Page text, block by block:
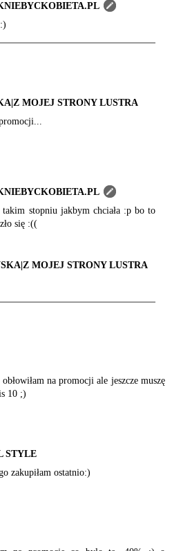
MOJEJ STRONY LUSTRA
takim stopniu jakbym chciała :p bo to
się :((
MOJEJ STRONY LUSTRA
na promocji ale jeszcze muszę
10 ;)
STYLE
zakupiłam ostatnio:)